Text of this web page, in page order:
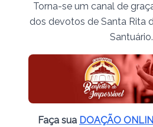
Torna-se um canal de
dos devotos de Santa Rita
Santuário.
Faça sua DOAÇÃO